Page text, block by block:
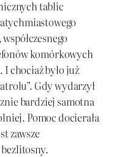
tablic
komórkowych
chociaż było już
Gdy wydarzył
bardziej samotna
Pomoc docierała
zawsze